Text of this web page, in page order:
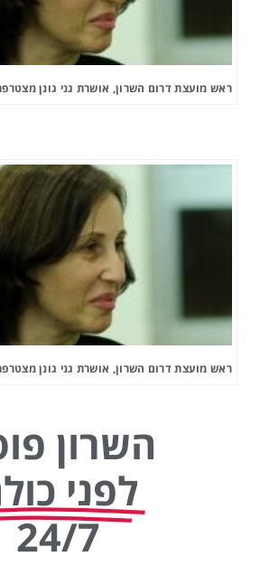
ראש מועצת דרום השרון, אושרת גני גונן
ראש מועצת דרום השרון, אושרת גני גונן
השרון
לפני
24/7